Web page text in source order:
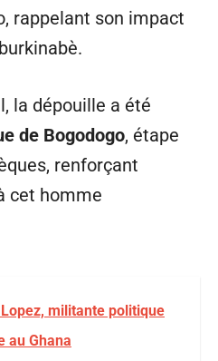
rappelant son impact
la dépouille a été
de Bogodogo, étape
renforçant
cet homme
militante politique
au Ghana